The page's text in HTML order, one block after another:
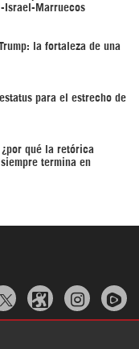
Israel-Marruecos
la fortaleza de una
para el estrecho de
qué la retórica
termina en
  